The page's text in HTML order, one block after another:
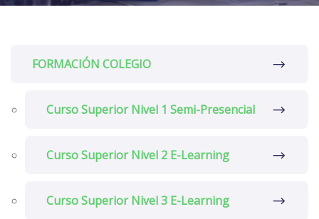
FORMACIÓN COLEGIO
Curso Superior Nivel 1 Semi-Presencial
Curso Superior Nivel 2 E-Learning
Curso Superior Nivel 3 E-Learning